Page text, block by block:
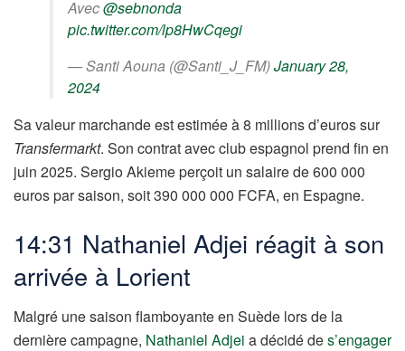
Avec@sebnonda
pic.twitter.com/lp8HwCqegi
— Santi Aouna (@Santi_J_FM)January 28,
2024
Sa valeur marchande est estimée à 8 millions d’euros sur
Transfermarkt. Son contrat avec club espagnol prend fin en
juin 2025. Sergio Akieme perçoit un salaire de 600 000
euros par saison, soit 390 000 000 FCFA, en Espagne.
14:31 Nathaniel Adjei réagit à son
arrivée à Lorient
Malgré une saison flamboyante en Suède lors de la
dernière campagne, Nathaniel Adjei a décidé des’engager